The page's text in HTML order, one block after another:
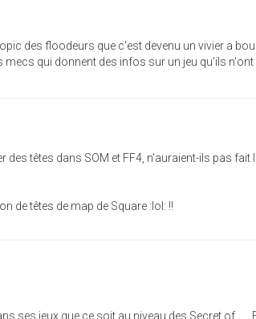
des floodeurs que c'est devenu un vivier a
qui donnent des infos sur un jeu qu'ils
têtes dans SOM et FF4, n'auraient-ils pas fait
de têtes de map de Square :lol: !!
ses jeux que ce soit au niveau des Secret of ... ,